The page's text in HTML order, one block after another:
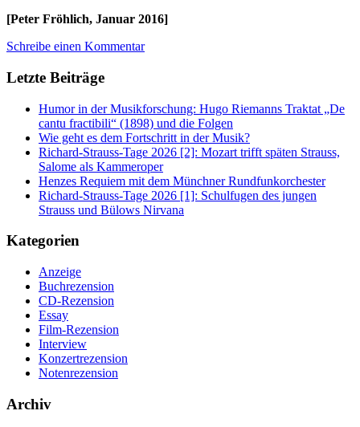
[Peter Fröhlich, Januar 2016]
Schreibe einen Kommentar
Letzte Beiträge
Humor in der Musikforschung: Hugo Riemanns Traktat „De
cantu fractibili“ (1898) und die Folgen
Wie geht es dem Fortschritt in der Musik?
Richard-Strauss-Tage 2026 [2]: Mozart trifft späten Strauss,
Salome als Kammeroper
Henzes Requiem mit dem Münchner Rundfunkorchester
Richard-Strauss-Tage 2026 [1]: Schulfugen des jungen
Strauss und Bülows Nirvana
Kategorien
Anzeige
Buchrezension
CD-Rezension
Essay
Film-Rezension
Interview
Konzertrezension
Notenrezension
Archiv